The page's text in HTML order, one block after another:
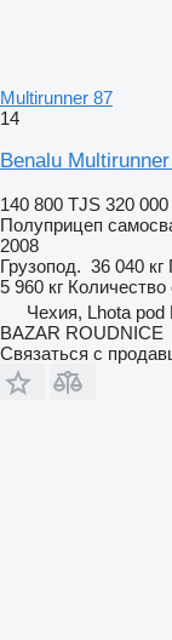
Multirunner 87
14
Benalu
140 800 TJS 320
Полуприцеп
2008
Грузопод. 36 040 кг
5 960 кг Количество
Чехия, Lhota pod
BAZAR ROUDNICE
Связаться с